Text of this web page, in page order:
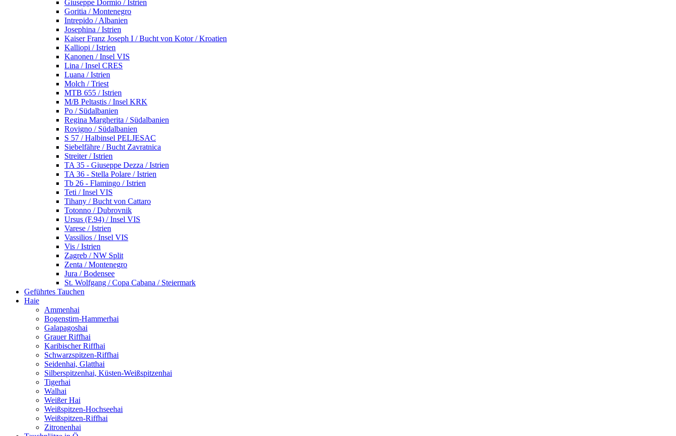
Giuseppe Dormio / Istrien
Goritia / Montenegro
Intrepido / Albanien
Josephina / Istrien
Kaiser Franz Joseph I / Bucht von Kotor / Kroatien
Kalliopi / Istrien
Kanonen / Insel VIS
Lina / Insel CRES
Luana / Istrien
Molch / Triest
MTB 655 / Istrien
M/B Peltastis / Insel KRK
Po / Südalbanien
Regina Margherita / Südalbanien
Rovigno / Südalbanien
S 57 / Halbinsel PELJESAC
Siebelfähre / Bucht Zavratnica
Streiter / Istrien
TA 35 - Giuseppe Dezza / Istrien
TA 36 - Stella Polare / Istrien
Tb 26 - Flamingo / Istrien
Teti / Insel VIS
Tihany / Bucht von Cattaro
Totonno / Dubrovnik
Ursus (F.94) / Insel VIS
Varese / Istrien
Vassilios / Insel VIS
Vis / Istrien
Zagreb / NW Split
Zenta / Montenegro
Jura / Bodensee
St. Wolfgang / Copa Cabana / Steiermark
Geführtes Tauchen
Haie
Ammenhai
Bogenstirn-Hammerhai
Galapagoshai
Grauer Riffhai
Karibischer Riffhai
Schwarzspitzen-Riffhai
Seidenhai, Glatthai
Silberspitzenhai, Küsten-Weißspitzenhai
Tigerhai
Walhai
Weißer Hai
Weißspitzen-Hochseehai
Weißspitzen-Riffhai
Zitronenhai